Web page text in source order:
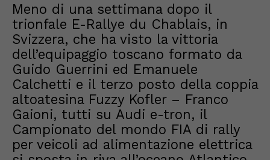
Meno di una settimana dopo il
trionfale E-Rallye du Chablais, in
Svizzera, che ha visto la vittoria
dell’equipaggio toscano formato da
Guido Guerrini ed Emanuele
Calchetti e il terzo posto della coppia
altoatesina Fuzzy Kofler – Franco
Gaioni, tutti su Audi e-tron, il
Campionato del mondo FIA di rally
per veicoli ad alimentazione elettrica